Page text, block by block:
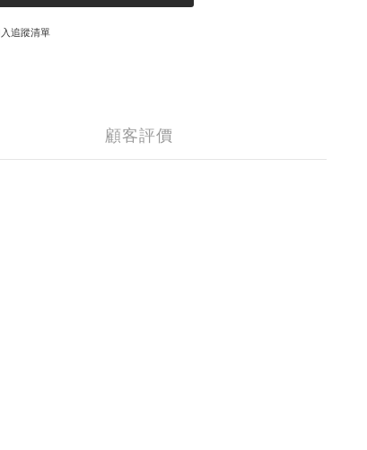
追蹤清單
顧客評價